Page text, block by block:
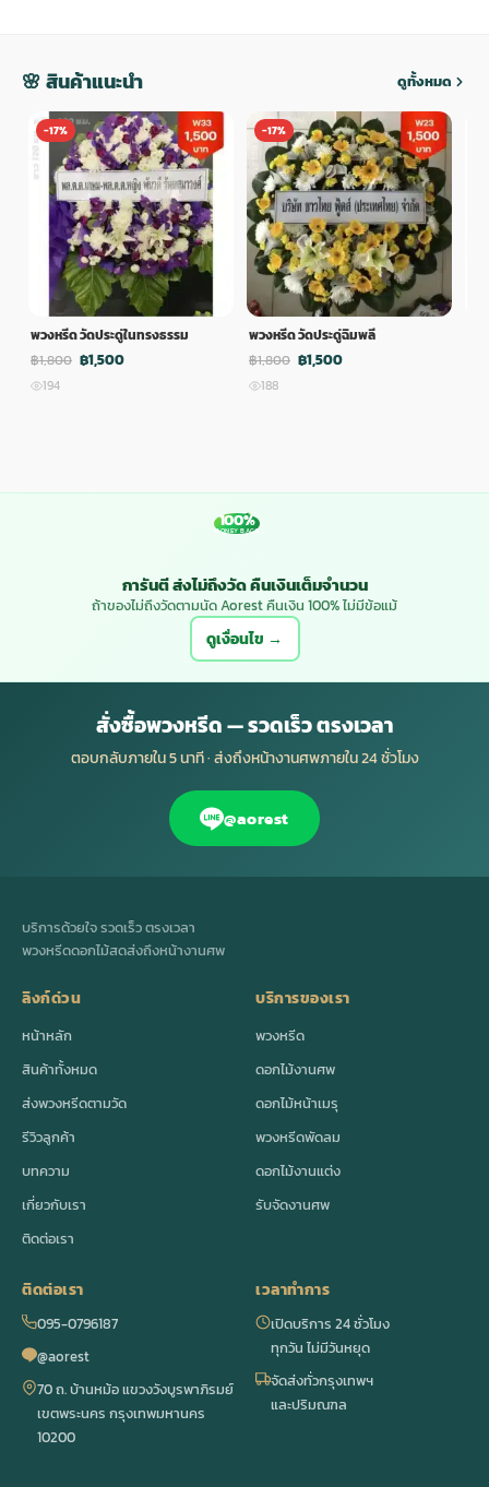
🌸 สินค้าแนะนำ ดูทั้งหมด
-17%
พวงหรีด วัดประดู่ในทรงธรรม
฿1,800 ฿1,500
194
-17%
พวงหรีด วัดประดู่ฉิมพลี
฿1,800 ฿1,500
188
100%
MONEY BACK
การันตี ส่งไม่ถึงวัด คืนเงินเต็มจำนวน
ถ้าของไม่ถึงวัดตามนัด Aorest คืนเงิน 100% ไม่มีข้อแม้
ดูเงื่อนไข →
สั่งซื้อพวงหรีด — รวดเร็ว ตรงเวลา
ตอบกลับภายใน 5 นาที · ส่งถึงหน้างานศพภายใน 24 ชั่วโมง
@aorest
บริการด้วยใจ รวดเร็ว ตรงเวลา
พวงหรีดดอกไม้สดส่งถึงหน้างานศพ
ลิงก์ด่วน
หน้าหลัก
สินค้าทั้งหมด
ส่งพวงหรีดตามวัด
รีวิวลูกค้า
บทความ
เกี่ยวกับเรา
ติดต่อเรา
บริการของเรา
พวงหรีด
ดอกไม้งานศพ
ดอกไม้หน้าเมรุ
พวงหรีดพัดลม
ดอกไม้งานแต่ง
รับจัดงานศพ
ติดต่อเรา
095-0796187
@aorest
70 ถ. บ้านหม้อ แขวงวังบูรพาภิรมย์
เขตพระนคร กรุงเทพมหานคร
10200
เวลาทำการ
เปิดบริการ 24 ชั่วโมง
ทุกวัน ไม่มีวันหยุด
จัดส่งทั่วกรุงเทพฯ
และปริมณฑล